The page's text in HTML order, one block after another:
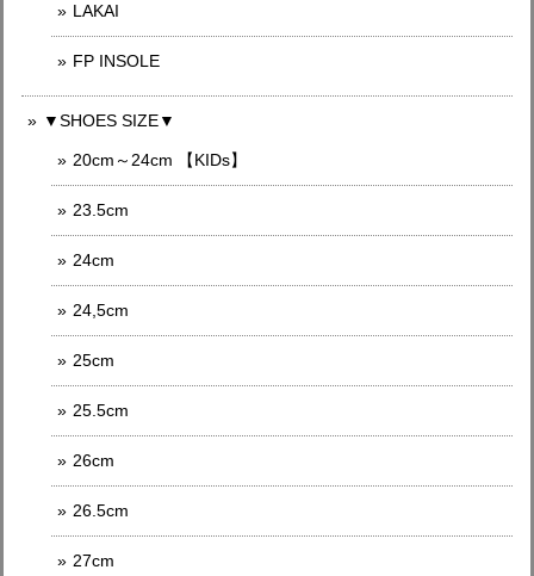
LAKAI
FP INSOLE
▼SHOES SIZE▼
20cm～24cm 【KIDs】
23.5cm
24cm
24,5cm
25cm
25.5cm
26cm
26.5cm
27cm